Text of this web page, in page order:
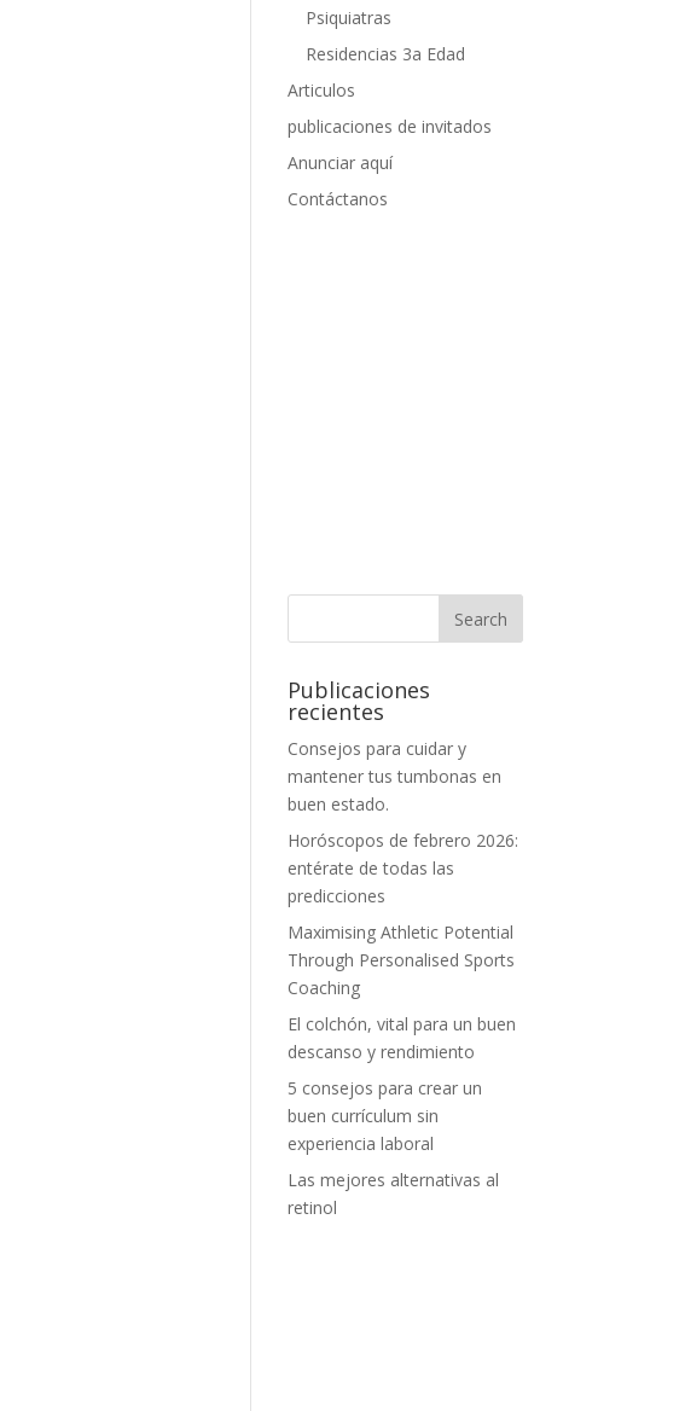
Psiquiatras
Residencias 3a Edad
Articulos
publicaciones de invitados
Anunciar aquí
Contáctanos
Publicaciones
recientes
Consejos para cuidar y
mantener tus tumbonas en
buen estado.
Horóscopos de febrero 2026:
entérate de todas las
predicciones
Maximising Athletic Potential
Through Personalised Sports
Coaching
El colchón, vital para un buen
descanso y rendimiento
5 consejos para crear un
buen currículum sin
experiencia laboral
Las mejores alternativas al
retinol